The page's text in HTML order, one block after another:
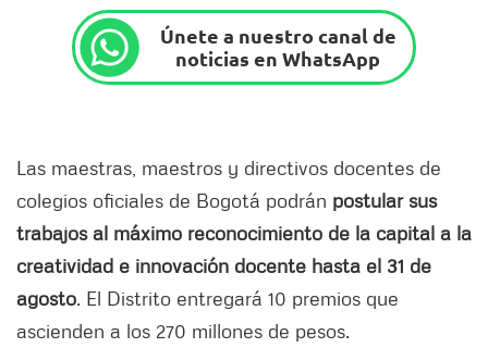
Únete a nuestro canal de
noticias en WhatsApp
Las maestras, maestros y directivos docentes de
colegios oficiales de Bogotá podrán postular sus
trabajos al máximo reconocimiento de la capital a la
creatividad e innovación docente hasta el 31 de
agosto. El Distrito entregará 10 premios que
ascienden a los 270 millones de pesos.